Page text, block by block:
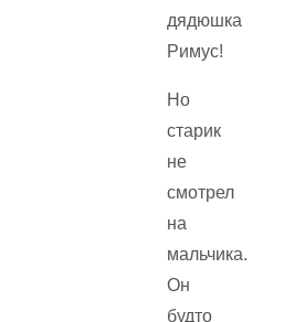
дядюшка
Римус!
Но
старик
не
смотрел
на
мальчика.
Он
будто